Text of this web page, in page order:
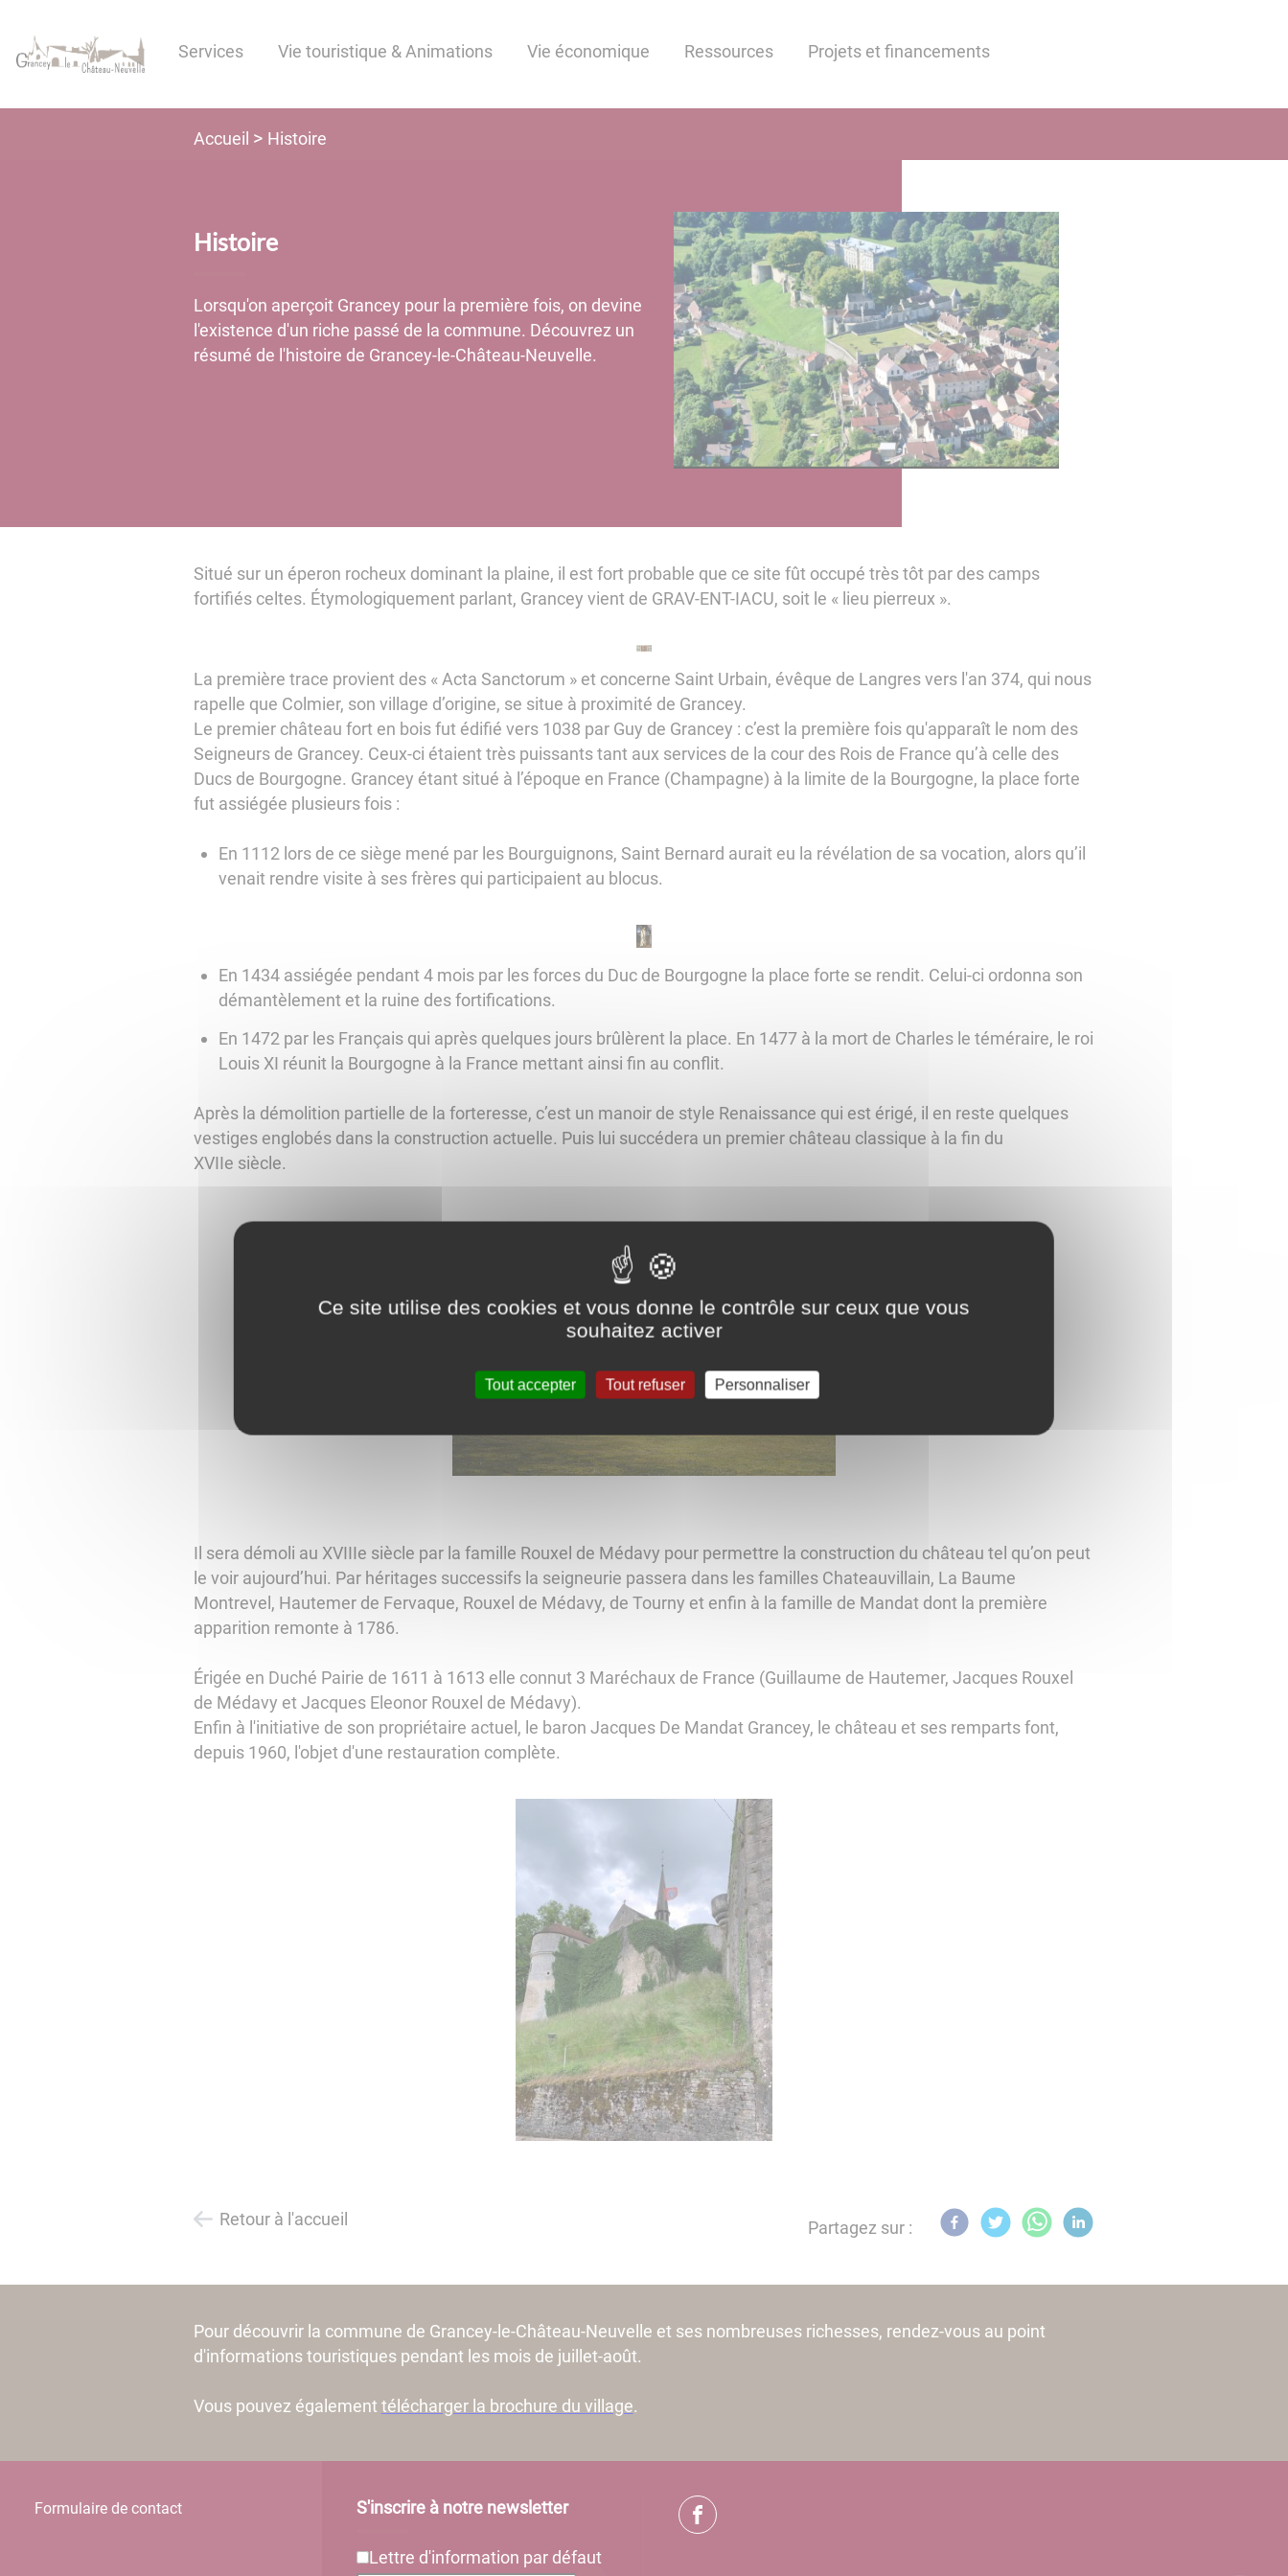
d'accès
rapide
menu
d'accès
rapide
contenu
d'accès
rapide
la
d'accès
rapide
pied
Services Vie touristique & Animations Vie économique Ressources Projets et financements
Accueil Histoire
Histoire
Lorsqu'on aperçoit Grancey pour la première fois, on devine
l'existence d'un riche passé de la commune. Découvrez un
résumé de l'histoire de Grancey-le-Château-Neuvelle.
Situé sur un éperon rocheux dominant la plaine, il est fort probable que ce site fût occupé très tôt par des camps
fortifiés celtes. Étymologiquement parlant, Grancey vient de GRAV-ENT-IACU, soit le « lieu pierreux ».
La première trace provient des « Acta Sanctorum » et concerne Saint Urbain, évêque de Langres vers l'an 374, qui nous
rapelle que Colmier, son village d’origine, se situe à proximité de Grancey.
Le premier château fort en bois fut édifié vers 1038 par Guy de Grancey : c’est la première fois qu'apparaît le nom des
Seigneurs de Grancey. Ceux-ci étaient très puissants tant aux services de la cour des Rois de France qu’à celle des
Ducs de Bourgogne. Grancey étant situé à l’époque en France (Champagne) à la limite de la Bourgogne, la place forte
fut assiégée plusieurs fois :
En 1112 lors de ce siège mené par les Bourguignons, Saint Bernard aurait eu la révélation de sa vocation, alors qu’il
venait rendre visite à ses frères qui participaient au blocus.
En 1434 assiégée pendant 4 mois par les forces du Duc de Bourgogne la place forte se rendit. Celui-ci ordonna son
démantèlement et la ruine des fortifications.
En 1472 par les Français qui après quelques jours brûlèrent la place. En 1477 à la mort de Charles le téméraire, le roi
Louis XI réunit la Bourgogne à la France mettant ainsi fin au conflit.
Après la démolition partielle de la forteresse, c’est un manoir de style Renaissance qui est érigé, il en reste quelques
vestiges englobés dans la construction actuelle. Puis lui succédera un premier château classique à la fin du
XVIIe siècle.
Il sera démoli au XVIIIe siècle par la famille Rouxel de Médavy pour permettre la construction du château tel qu’on peut
le voir aujourd’hui. Par héritages successifs la seigneurie passera dans les familles Chateauvillain, La Baume
Montrevel, Hautemer de Fervaque, Rouxel de Médavy, de Tourny et enfin à la famille de Mandat dont la première
apparition remonte à 1786.
Érigée en Duché Pairie de 1611 à 1613 elle connut 3 Maréchaux de France (Guillaume de Hautemer, Jacques Rouxel
de Médavy et Jacques Eleonor Rouxel de Médavy).
Enfin à l'initiative de son propriétaire actuel, le baron Jacques De Mandat Grancey, le château et ses remparts font,
depuis 1960, l'objet d'une restauration complète.
Retour à l'accueil Partagez sur :
Pour découvrir la commune de Grancey-le-Château-Neuvelle et ses nombreuses richesses, rendez-vous au point
d'informations touristiques pendant les mois de juillet-août.
Vous pouvez également télécharger la brochure du village.
Formulaire de contact S'inscrire à notre newsletter
Lettre d'information par défaut
Ce site utilise des cookies et vous donne le contrôle sur ceux que vous
souhaitez activer
Tout accepter Tout refuser Personnaliser